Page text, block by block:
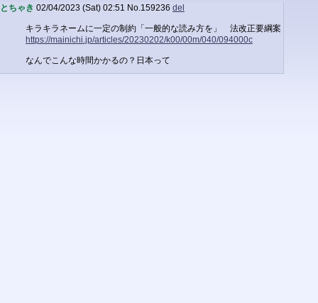
とちゃき 02/04/2023 (Sat) 02:51 No.159236 del
キラキラネームに一定の制約「一般的な読み方を」 法改正要綱案
https://mainichi.jp/articles/20230202/k00/00m/040/094000c
なんでこんな時間かかるの？日本って